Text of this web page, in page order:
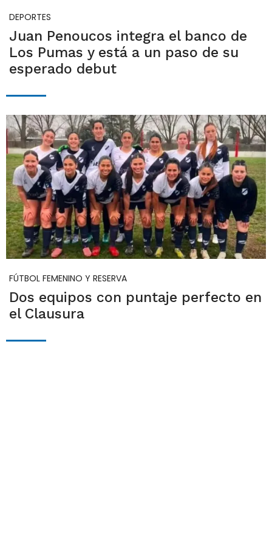
DEPORTES
Juan Penoucos integra el banco de
Los Pumas y está a un paso de su
esperado debut
FÚTBOL FEMENINO Y RESERVA
Dos equipos con puntaje perfecto en
el Clausura